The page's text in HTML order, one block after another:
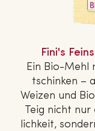
Fini's
Ein Bio-
tschin­ken –
Weizen und
Teig nicht
lich­keit,